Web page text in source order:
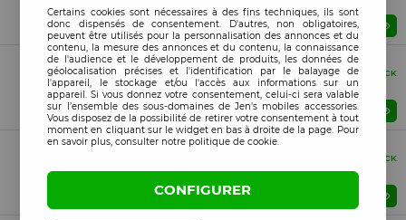
Film verre trempé OnePlus Nord
Prix : Veuillez vous connecter
Boite (Retail)
Compatible
EN STOCK
Film verre trempé OnePlus Nord 2
Prix : Veuillez vous connecter
Boite (Retail)
EN STOCK
Film verre trempé OnePlus X
Prix : Veuillez vous connecter
Certains cookies sont nécessaires à des fins techniques, ils sont
donc dispensés de consentement. D'autres, non obligatoires,
peuvent être utilisés pour la personnalisation des annonces et du
contenu, la mesure des annonces et du contenu, la connaissance
de l'audience et le développement de produits, les données de
géolocalisation précises et l'identification par le balayage de
l'appareil, le stockage et/ou l'accès aux informations sur un
appareil. Si vous donnez votre consentement, celui-ci sera valable
sur l’ensemble des sous-domaines de Jen's mobiles accessories.
Vous disposez de la possibilité de retirer votre consentement à tout
moment en cliquant sur le widget en bas à droite de la page. Pour
en savoir plus, consulter notre politique de cookie.
CONFIGURER